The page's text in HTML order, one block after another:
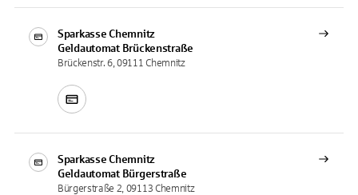
Sparkasse Chemnitz
Geldautomat Brückenstraße
Brückenstr. 6, 09111 Chemnitz
Sparkasse Chemnitz
Geldautomat Bürgerstraße
Bürgerstraße 2, 09113 Chemnitz